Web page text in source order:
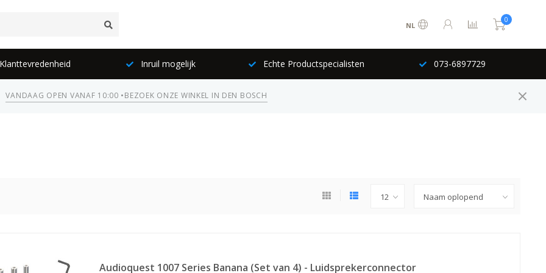
NL
0
Inruil mogelijk Echte Productspecialisten 073-6897729
VANDAAG OPEN VANAF 10:00 •BEZOEK ONZE WINKEL IN DEN BOSCH
Audioquest 1007 Series Banana (Set van 4) - Luidsprekerconnector